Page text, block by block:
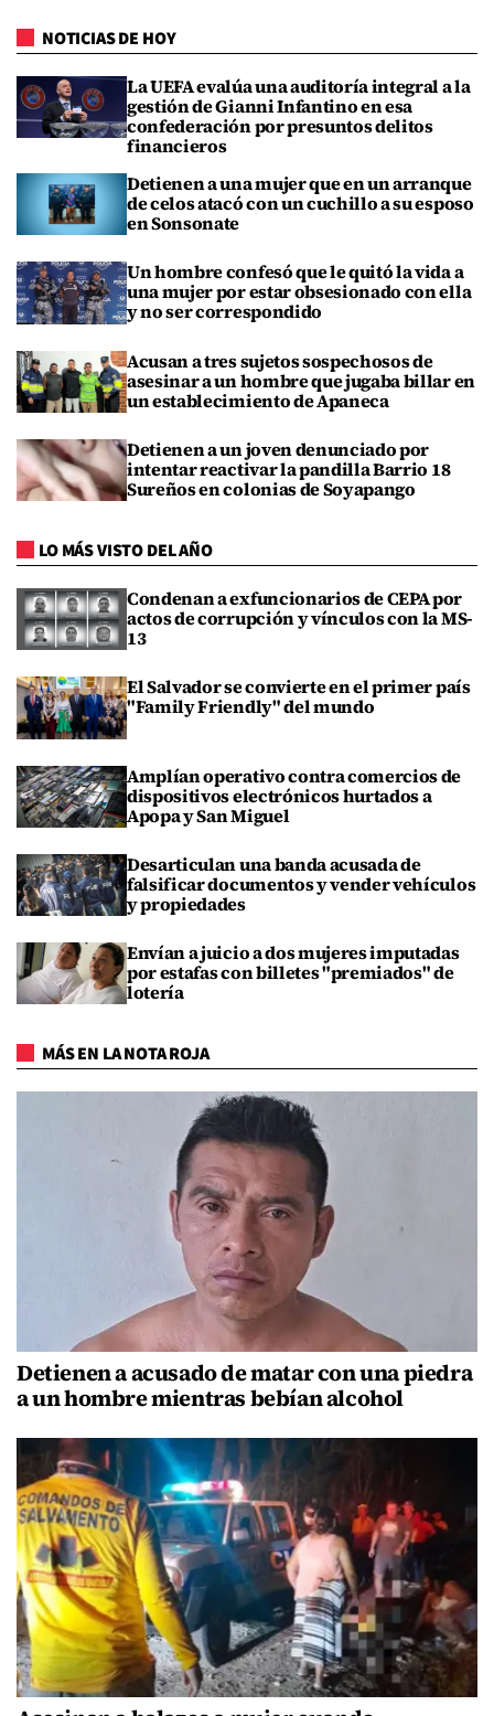
NOTICIAS DE HOY
La UEFA evalúa una auditoría integral a la
gestión de Gianni Infantino en esa
confederación por presuntos delitos
financieros
Detienen a una mujer que en un arranque
de celos atacó con un cuchillo a su esposo
en Sonsonate
Un hombre confesó que le quitó la vida a
una mujer por estar obsesionado con ella
y no ser correspondido
Acusan a tres sujetos sospechosos de
asesinar a un hombre que jugaba billar en
un establecimiento de Apaneca
Detienen a un joven denunciado por
intentar reactivar la pandilla Barrio 18
Sureños en colonias de Soyapango
LO MÁS VISTO DEL AÑO
Condenan a exfuncionarios de CEPA por
actos de corrupción y vínculos con la MS-
13
El Salvador se convierte en el primer país
"Family Friendly" del mundo
Amplían operativo contra comercios de
dispositivos electrónicos hurtados a
Apopa y San Miguel
Desarticulan una banda acusada de
falsificar documentos y vender vehículos
y propiedades
Envían a juicio a dos mujeres imputadas
por estafas con billetes "premiados" de
lotería
MÁS EN LA NOTA ROJA
Detienen a acusado de matar con una piedra
a un hombre mientras bebían alcohol